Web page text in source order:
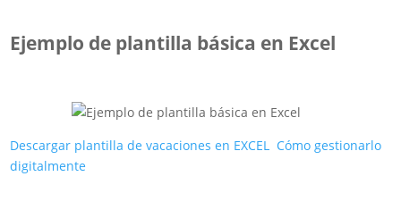
Ejemplo de plantilla básica en Excel
Descargar plantilla de vacaciones en EXCEL Cómo gestionarlo
digitalmente